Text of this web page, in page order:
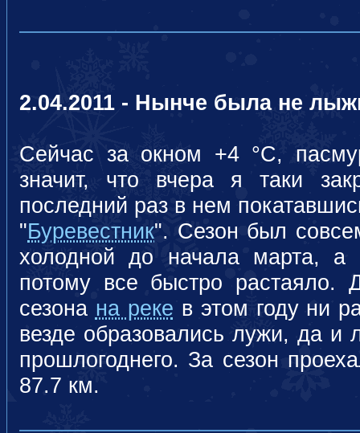
2.04.2011 - Нынче была не
Сейчас за окном +4 °C,
значит, что вчера я таки
последний раз в нем
"Буревестник". Сезон был
холодной до начала марта,
потому все быстро растаяло.
сезона на реке в этом году ни
везде образовались лужи, да и
прошлогоднего. За сезон
87.7 км.